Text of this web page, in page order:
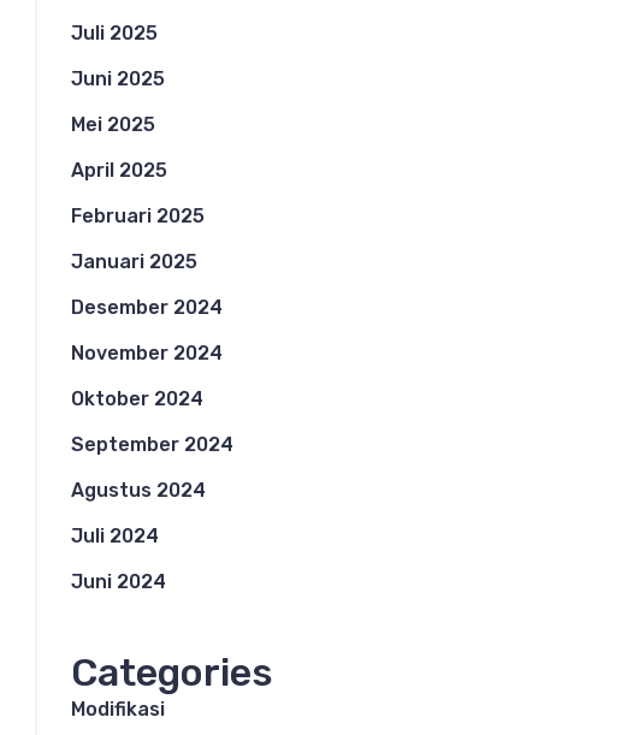
Juli 2025
Juni 2025
Mei 2025
April 2025
Februari 2025
Januari 2025
Desember 2024
November 2024
Oktober 2024
September 2024
Agustus 2024
Juli 2024
Juni 2024
Categories
Modifikasi